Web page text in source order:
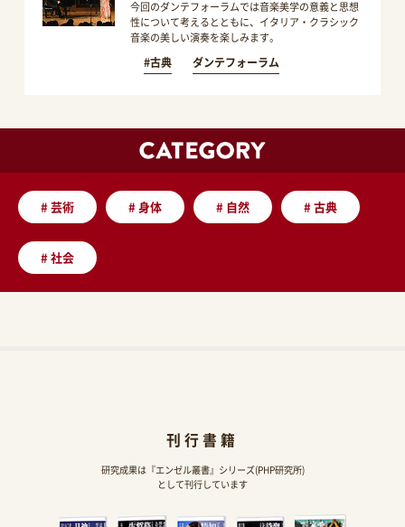
今回のダンテフォーラムでは音楽美学の意義と思想
性について考えるとともに、イタリア・クラシック
音楽の美しい演奏を楽しみます。
#古典 ダンテフォーラム
#芸術 #身体 # 自然 #古典
#社会
刊行書籍
研究成果は『エンゼル叢書』シリーズ(PHP研究所)
として刊行しています